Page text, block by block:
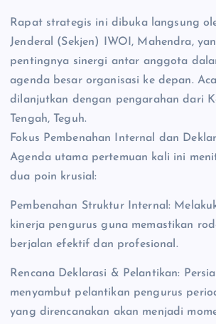
Rapat strategis ini dibuka langsung
Jenderal (Sekjen) IWOI, Mahendra,
pentingnya sinergi antar anggota
agenda besar organisasi ke depan.
dilanjutkan dengan pengarahan dari
Tengah, Teguh.
Fokus Pembenahan Internal dan
Agenda utama pertemuan kali ini
dua poin krusial:
Pembenahan Struktur Internal:
kinerja pengurus guna memastikan
berjalan efektif dan profesional.
Rencana Deklarasi & Pelantikan:
menyambut pelantikan pengurus
yang direncanakan akan menjadi